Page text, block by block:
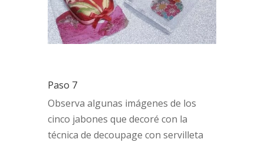
Paso 7
Observa algunas imágenes de los
cinco jabones que decoré con la
técnica de decoupage con servilleta